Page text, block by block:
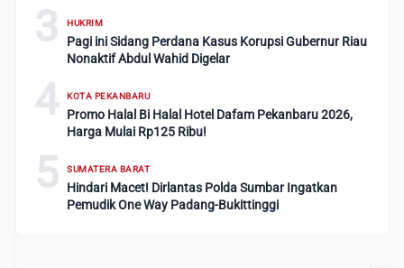
3 HUKRIM
Pagi ini Sidang Perdana Kasus Korupsi Gubernur Riau
Nonaktif Abdul Wahid Digelar
4 KOTA PEKANBARU
Promo Halal Bi Halal Hotel Dafam Pekanbaru 2026,
Harga Mulai Rp125 Ribu!
5 SUMATERA BARAT
Hindari Macet! Dirlantas Polda Sumbar Ingatkan
Pemudik One Way Padang-Bukittinggi